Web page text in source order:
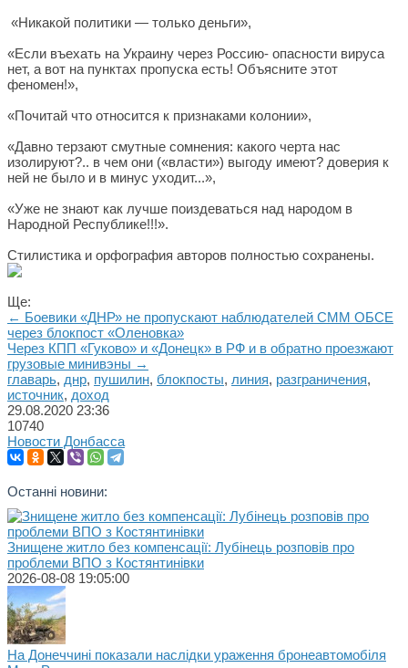
«Никакой политики — только деньги»,
«Если въехать на Украину через Россию- опасности вируса
нет, а вот на пунктах пропуска есть! Объясните этот
феномен!»,
«Почитай что относится к признаками колонии»,
«Давно терзают смутные сомнения: какого черта нас
изолируют?.. в чем они («власти») выгоду имеют? доверия к
ней не было и в минус уходит...»,
«Уже не знают как лучше поиздеваться над народом в
Народной Республике!!!».
Стилистика и орфография авторов полностью сохранены.
Ще:
← Боевики «ДНР» не пропускают наблюдателей СММ ОБСЕ
через блокпост «Оленовка»
Через КПП «Гуково» и «Донецк» в РФ и в обратно проезжают
грузовые минивэны →
главарь, днр, пушилин, блокпосты, линия, разграничения,
источник, доход
29.08.2020 23:36
10740
Новости Донбасса
Останні новини:
Знищене житло без компенсації: Лубінець розповів про
проблеми ВПО з Костянтинівки
2026-08-08 19:05:00
На Донеччині показали наслідки ураження бронеавтомобіля